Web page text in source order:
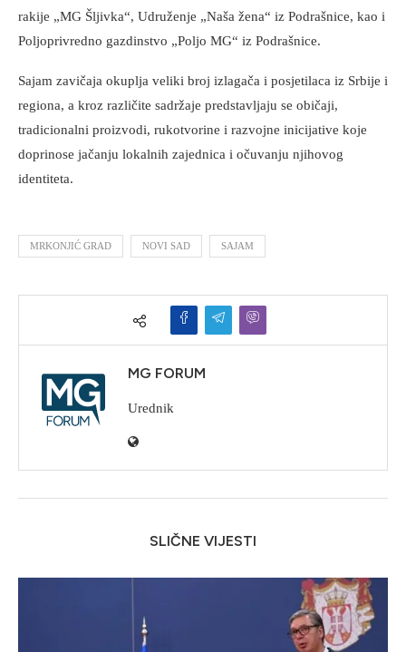
rakije „MG Šljivka“, Udruženje „Naša žena“ iz Podrašnice, kao i
Poljoprivredno gazdinstvo „Poljo MG“ iz Podrašnice.
Sajam zavičaja okuplja veliki broj izlagača i posjetilaca iz Srbije i
regiona, a kroz različite sadržaje predstavljaju se običaji,
tradicionalni proizvodi, rukotvorine i razvojne inicijative koje
doprinose jačanju lokalnih zajednica i očuvanju njihovog
identiteta.
MRKONJIĆ GRAD NOVI SAD SAJAM
MG FORUM
Urednik
SLIČNE VIJESTI